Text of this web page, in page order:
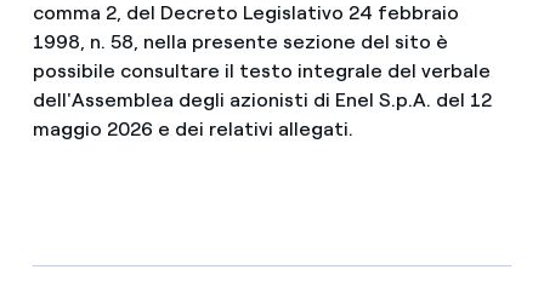
comma 2, del Decreto Legislativo 24 febbraio
1998, n. 58, nella presente sezione del sito è
possibile consultare il testo integrale del verbale
dell'Assemblea degli azionisti di Enel S.p.A. del 12
maggio 2026 e dei relativi allegati.